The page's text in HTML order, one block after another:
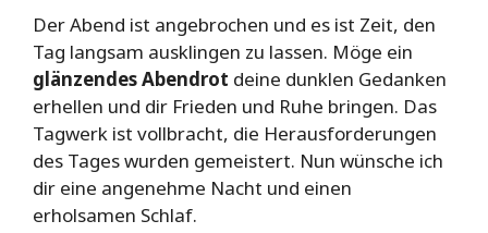
Der Abend ist angebrochen und es ist Zeit, den
Tag langsam ausklingen zu lassen. Möge ein
glänzendes Abendrot deine dunklen Gedanken
erhellen und dir Frieden und Ruhe bringen. Das
Tagwerk ist vollbracht, die Herausforderungen
des Tages wurden gemeistert. Nun wünsche ich
dir eine angenehme Nacht und einen
erholsamen Schlaf.